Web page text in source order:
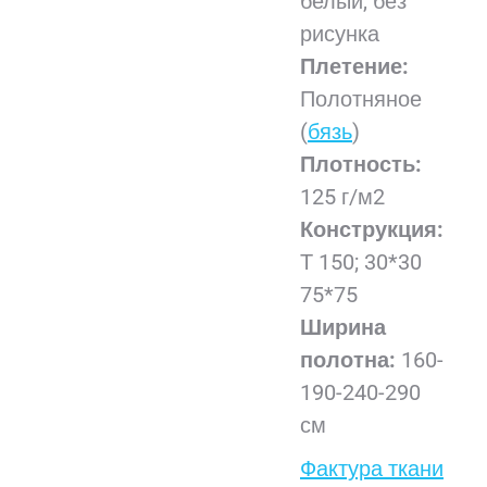
рисунка
Плетение:
Полотняное
(бязь)
Плотность:
125 г/м2
Конструкция:
Т 150; 30*30
75*75
Ширина
полотна: 160-
190-240-290
см
Фактура ткани